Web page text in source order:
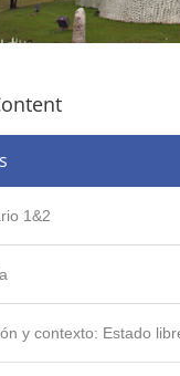
1&2
y contexto: Estado